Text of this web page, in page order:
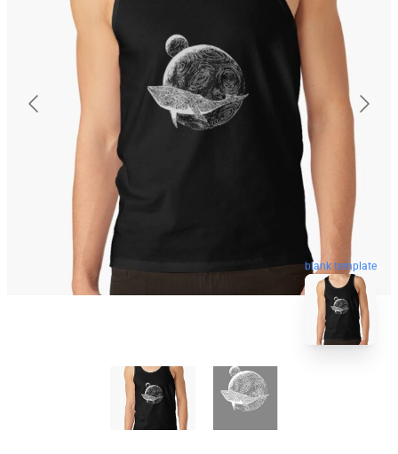
blank template